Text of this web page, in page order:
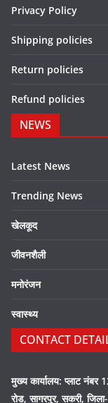
Privacy Policy
Shipping policies
Return policies
Refund policies
NEWS
Latest News
Trending News
खेलकूद
जीवनशैली
मनोरंजन
स्वास्थ्य
CONTACT
मुख्य कार्यालय: प्लाट नंबर
रोड, सागरपुर, सकरी,